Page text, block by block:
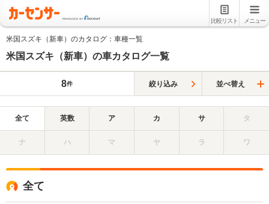
比較リスト メニュー
米国スズキ（新車）のカタログ：車種一覧
米国スズキ（新車）の車カタログ一覧
8件 絞り込み 並べ替え
全て 英数 ア カ サ タ
ナ ハ マ ヤ ラ ワ
全て